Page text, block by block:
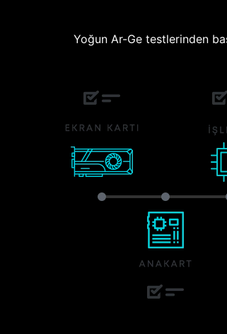
Yoğun Ar-Ge testlerinden